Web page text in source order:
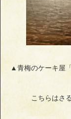
▲青梅のケーキ屋
こちらはさ